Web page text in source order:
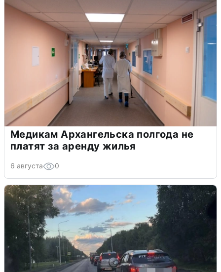
Медикам Архангельска полгода не
платят за аренду жилья
6 августа 0